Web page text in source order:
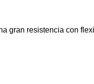
gran resistencia con